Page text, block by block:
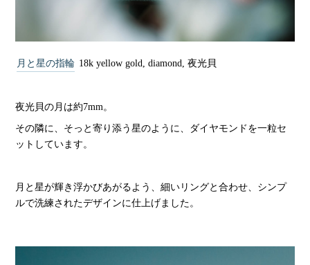
月と星の指輪 18k yellow gold, diamond, 夜光貝
夜光貝の月は約7mm。
その隣に、そっと寄り添う星のように、ダイヤモンドを一粒セ
ットしています。
月と星が輝き浮かびあがるよう、細いリングと合わせ、シンプ
ルで洗練されたデザインに仕上げました。